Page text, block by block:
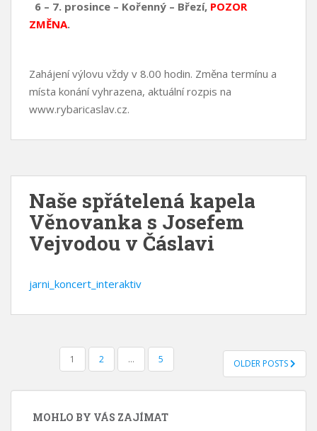
6 – 7. prosince – Kořenný – Březí, POZOR
ZMĚNA.
Zahájení výlovu vždy v 8.00 hodin. Změna termínu a
místa konání vyhrazena, aktuální rozpis na
www.rybaricaslav.cz.
Naše spřátelená kapela
Věnovanka s Josefem
Vejvodou v Čáslavi
jarni_koncert_interaktiv
STRÁNKOVÁNÍ
PŘÍSPĚVKŮ
1 2 … 5 OLDER POSTS
MOHLO BY VÁS ZAJÍMAT